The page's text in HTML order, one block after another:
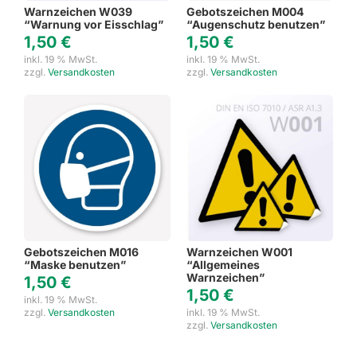
Warnzeichen W039
“Warnung vor Eisschlag”
1,50 €
inkl. 19 % MwSt.
zzgl. Versandkosten
Gebotszeichen M004
“Augenschutz benutzen”
1,50 €
inkl. 19 % MwSt.
zzgl. Versandkosten
Gebotszeichen M016
“Maske benutzen”
1,50 €
inkl. 19 % MwSt.
zzgl. Versandkosten
Warnzeichen W001
“Allgemeines
Warnzeichen”
1,50 €
inkl. 19 % MwSt.
zzgl. Versandkosten